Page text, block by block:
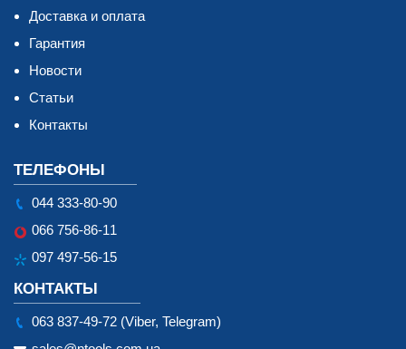
Доставка и оплата
Гарантия
Новости
Статьи
Контакты
ТЕЛЕФОНЫ
044 333-80-90
066 756-86-11
097 497-56-15
КОНТАКТЫ
063 837-49-72 (Viber, Telegram)